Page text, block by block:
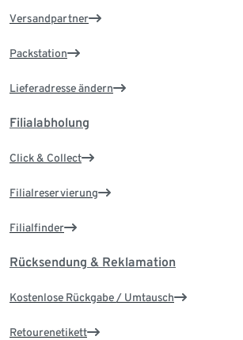
Versandpartner
Packstation
Lieferadresse ändern
Filialabholung
Click & Collect
Filialreservierung
Filialfinder
Rücksendung & Reklamation
Kostenlose Rückgabe / Umtausch
Retourenetikett